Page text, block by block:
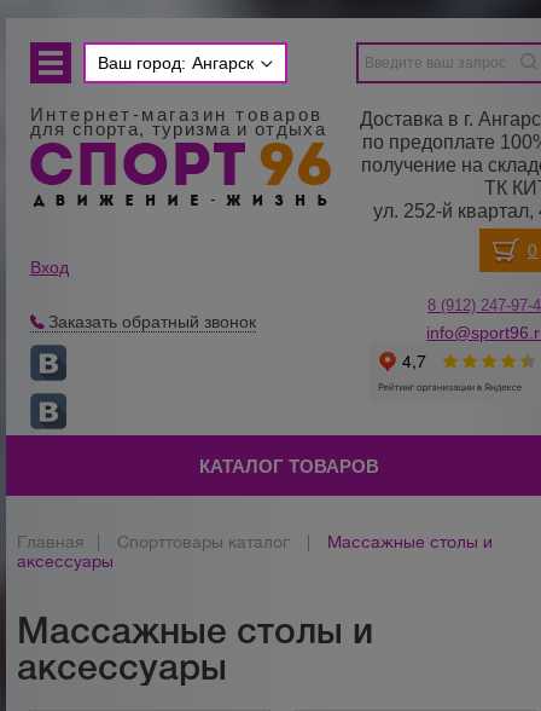
Ваш город: Ангарск
Интернет-магазин товаров
для спорта, туризма и отдыха
Доставка в г.
по предоплате
получение на
ТК
ул. 252-й квартал,
Вход
Заказать обратный звонок
8 (912) 247-97-
КАТАЛОГ ТОВАРОВ
Главная Спорттовары каталог
Массажные столы и
аксессуары
Массажные столы и
аксессуары